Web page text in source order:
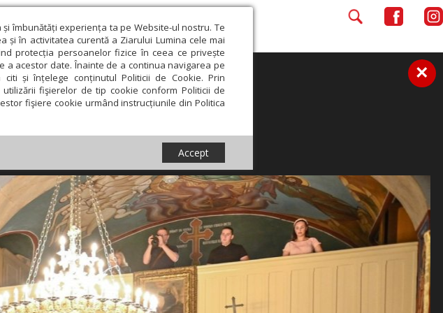
îmbunătăți experiența ta pe Website-ul nostru. Te
și în activitatea curentă a Ziarului Lumina cele mai
protecția persoanelor fizice în ceea ce privește
acestor date. Înainte de a continua navigarea pe
și înțelege conținutul Politicii de Cookie. Prin
fişierelor de tip cookie conform Politicii de
fişiere cookie urmând instrucțiunile din Politica
Accept
×